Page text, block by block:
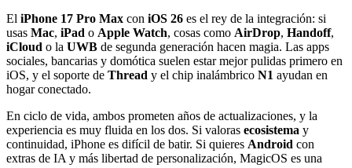
El iPhone 17 Pro Max con iOS 26 es el rey de la integración: si
usas Mac, iPad o Apple Watch, cosas como AirDrop, Handoff,
iCloud o la UWB de segunda generación hacen magia. Las apps
sociales, bancarias y domótica suelen estar mejor pulidas primero en
iOS, y el soporte de Thread y el chip inalámbrico N1 ayudan en
hogar conectado.
En ciclo de vida, ambos prometen años de actualizaciones, y la
experiencia es muy fluida en los dos. Si valoras ecosistema y
continuidad, iPhone es difícil de batir. Si quieres Android con
extras de IA y más libertad de personalización, MagicOS es una